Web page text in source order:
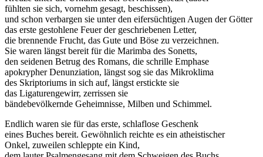
fühlten sie sich, vornehm gesagt, beschissen),
und schon verbargen sie unter den eifersüchtigen Augen der Götter
das erste gestohlene Feuer der geschriebenen Letter,
die brennende Frucht, das Gute und Böse zu verzeichnen.
Sie waren längst bereit für die Marimba des Sonetts,
den seidenen Betrug des Romans, die schrille Emphase
apokrypher Denunziation, längst sog sie das Mikroklima
des Skriptoriums in sich auf, längst erstickte sie
das Ligaturengewirr, zerrissen sie
bändebevölkernde Geheimnisse, Milben und Schimmel.
Endlich waren sie für das erste, schlaflose Geschenk
eines Buches bereit. Gewöhnlich reichte es ein atheistischer
Onkel, zuweilen schleppte ein Kind,